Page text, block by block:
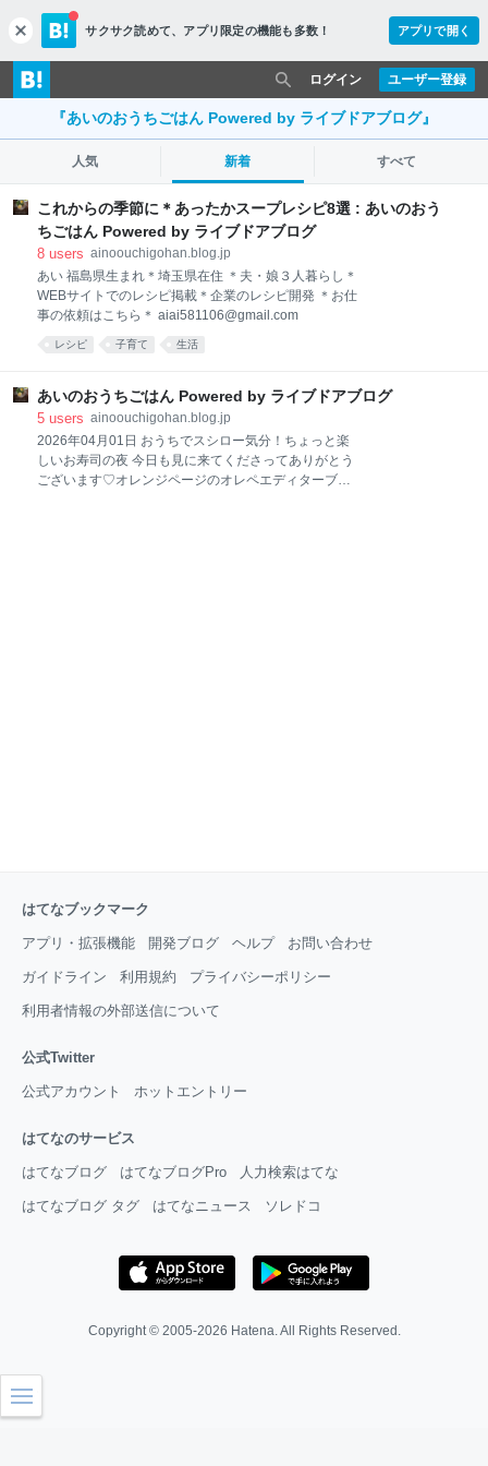
c
l
o
s
サクサク読めて、 アプリ限定の機能も多数！ アプリで開く
ユーザー登録
ログイン
『あいのおうちごはん Powered by ライブドアブログ』
人気 新着 すべて
これからの季節に＊あったかスープレシピ8選 : あいのおう
ちごはん Powered by ライブドアブログ
8 users ainoouchigohan.blog.jp
あい 福島県生まれ＊埼玉県在住 ＊夫・娘３人暮らし＊
WEBサイトでのレシピ掲載＊企業のレシピ開発 ＊お仕
事の依頼はこちら＊ aiai581106@gmail.com
レシピ 子育て 生活
あいのおうちごはん Powered by ライブドアブログ
5 users ainoouchigohan.blog.jp
2026年04月01日 おうちでスシロー気分！ちょっと楽
しいお寿司の夜 今日も見に来てくださってありがとう
ございます♡オレンジページのオレペエディターブロ
はてなブックマーク
アプリ・拡張機能 開発ブログ ヘルプ お問い合わせ
ガイドライン 利用規約 プライバシーポリシー
利用者情報の外部送信について
公式Twitter
公式アカウント ホットエントリー
はてなのサービス
はてなブログ はてなブログPro 人力検索はてな
はてなブログ タグ はてなニュース ソレドコ
Copyright © 2005-2026 Hatena. All Rights Reserved.